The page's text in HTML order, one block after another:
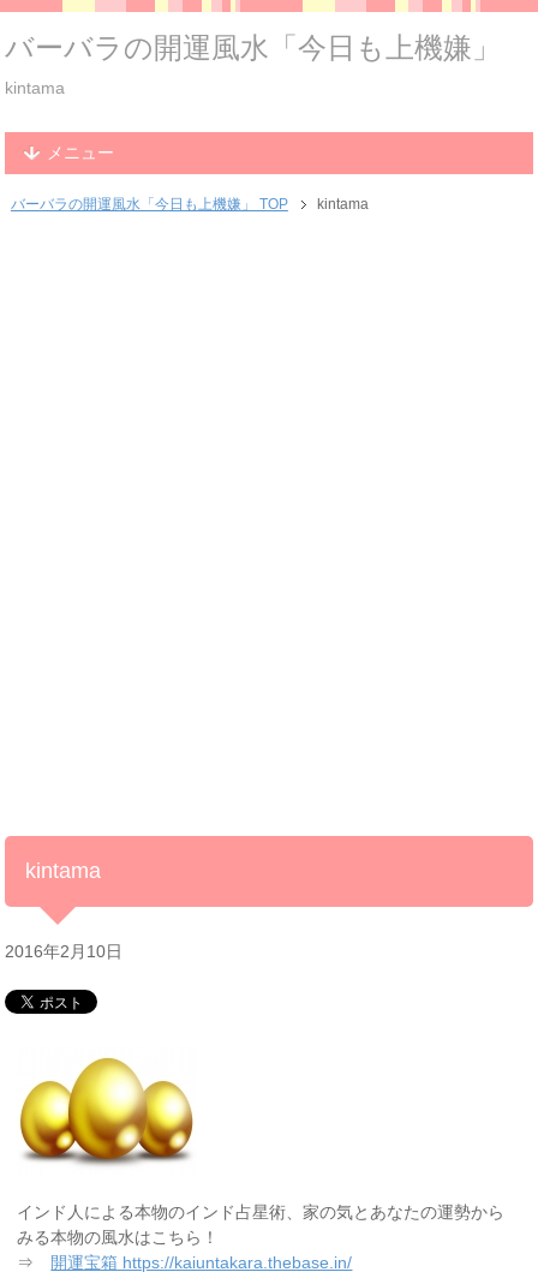
バーバラの開運風水「今日も上機嫌」
kintama
メニュー
バーバラの開運風水「今日も上機嫌」 TOP kintama
kintama
2016年2月10日
インド人による本物のインド占星術、家の気とあなたの運勢から
みる本物の風水はこちら！
⇒ 開運宝箱 https://kaiuntakara.thebase.in/